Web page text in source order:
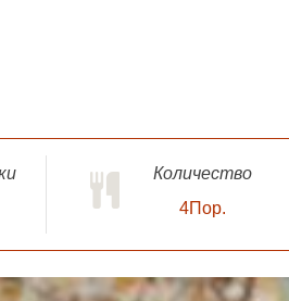
Количество
4Пор.